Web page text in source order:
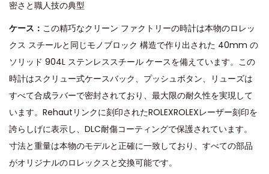
密さと職人技の典型
ケース： この精巧なクリーン ファクトリーの時計は本物のロレッ
クス スチールと同じモノブロック 構造で作り出された 40mm の
ソリッド 904L ステンレススチール ケースを備えています。この
時計はスクリュー式ケースバック、プッシュボタン、リューズは
すべて合成ラバーで密封されており、最大限の耐久性を実現して
います。Rehautリンクに刻印されたROLEXROLEXレーザー刻印を
誇らしげに表示し、DLC耐傷コーティングで保護されています。
寸法と重量は本物のモデルと正確に一致しており、すべての部品
がオリジナルのロレックスと交換可能です。